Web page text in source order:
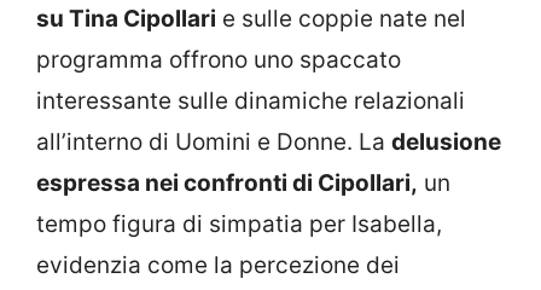
su Tina Cipollari e sulle coppie nate nel
programma offrono uno spaccato
interessante sulle dinamiche relazionali
all’interno di Uomini e Donne. La delusione
espressa nei confronti di Cipollari, un
tempo figura di simpatia per Isabella,
evidenzia come la percezione dei